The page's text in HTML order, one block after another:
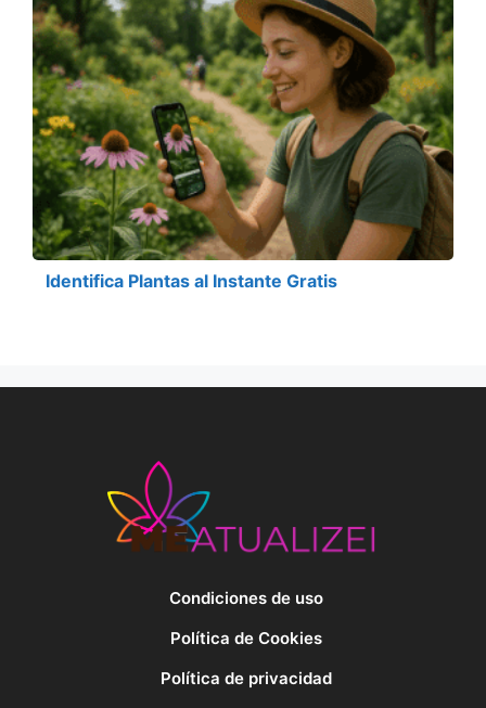
Identifica Plantas al Instante Gratis
Condiciones de uso
Política de Cookies
Política de privacidad